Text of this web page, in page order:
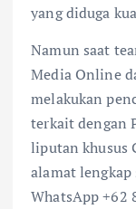
yang diduga
Namun saat
Media Online
melakukan
terkait dengan
liputan khusus
alamat
WhatsApp +62